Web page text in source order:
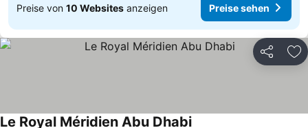
Preise von 10 Websites anzeigen Preise sehen
Teilen
Le Royal Méridien Abu Dhabi